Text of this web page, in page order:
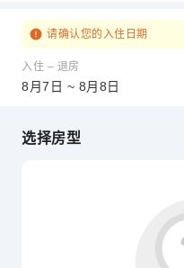
请确认您的入住日期
入住 – 退房
8月7日 ~ 8月8日
选择房型